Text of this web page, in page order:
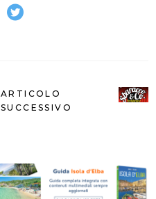
ARTICOLO
SUCCESSIVO